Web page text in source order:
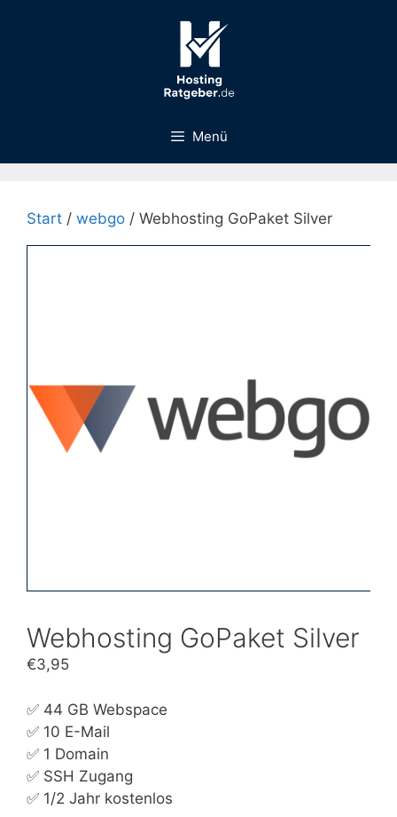
Menü
Start / webgo / Webhosting GoPaket Silver
Webhosting GoPaket Silver
€3,95
✅ 44 GB Webspace
✅ 10 E-Mail
✅ 1 Domain
✅ SSH Zugang
✅ 1/2 Jahr kostenlos